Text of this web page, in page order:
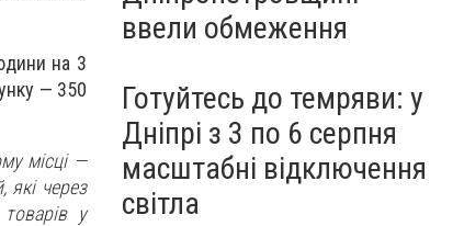
на 3
— 350
місці —
які через
у
ввели обмеження
Готуйтесь до темряви: у
Дніпрі з 3 по 6 серпня
масштабні відключення
світла